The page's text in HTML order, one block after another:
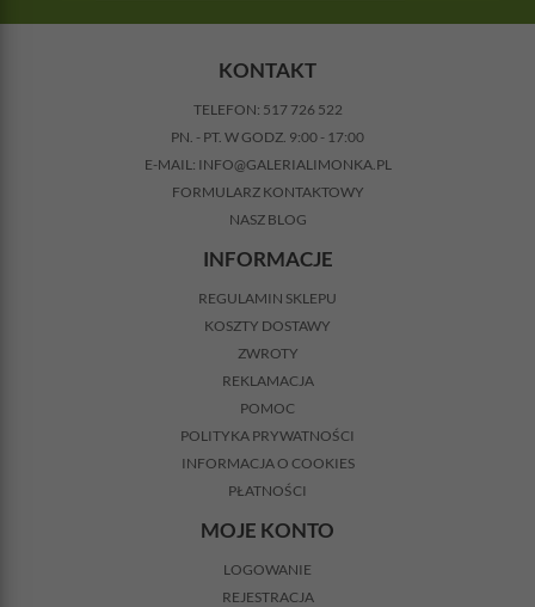
KONTAKT
TELEFON: 517 726 522
PN. - PT. W GODZ. 9:00 - 17:00
E-MAIL: INFO@GALERIALIMONKA.PL
FORMULARZ KONTAKTOWY
NASZ BLOG
INFORMACJE
REGULAMIN SKLEPU
KOSZTY DOSTAWY
ZWROTY
REKLAMACJA
POMOC
POLITYKA PRYWATNOŚCI
INFORMACJA O COOKIES
PŁATNOŚCI
MOJE KONTO
LOGOWANIE
REJESTRACJA